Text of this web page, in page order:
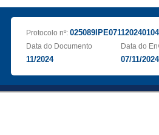
Protocolo nº:
Data do Documento
11/2024
Data do
07/11/